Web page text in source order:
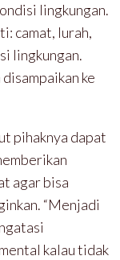
lingkungan.
camat, lurah,
lingkungan.
ke
pihaknya dapat
agar bisa
“Menjadi
kalau tidak